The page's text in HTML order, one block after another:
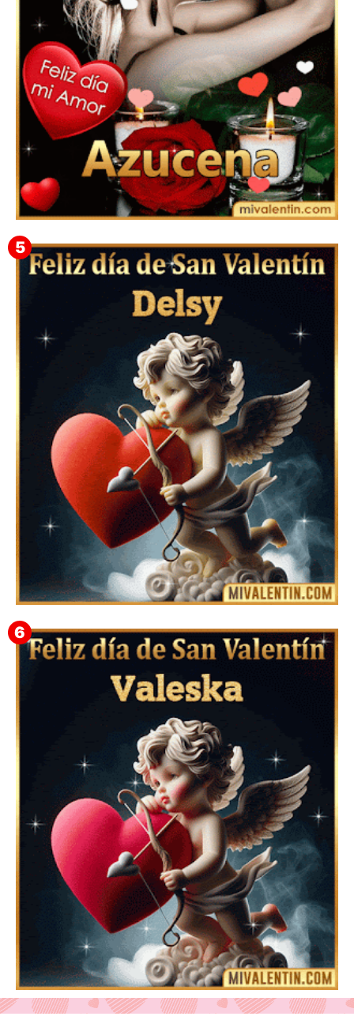
Feliz San Valentín Azucena
Feliz San Valentín Delsy